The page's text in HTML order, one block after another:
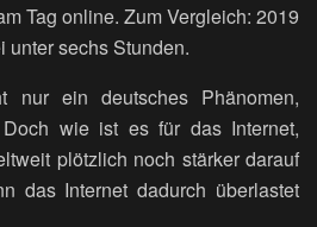
Tag online. Zum Vergleich: 2019
unter sechs Stunden.
nur ein deutsches Phänomen,
wie ist es für das Internet,
plötzlich noch stärker darauf
das Internet dadurch überlastet